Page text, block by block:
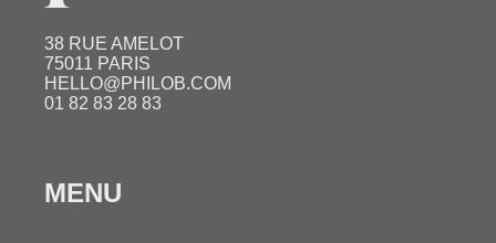
38 RUE AMELOT
75011 PARIS
HELLO@PHILOB.COM
01 82 83 28 83
MENU